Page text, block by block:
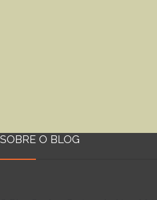
SOBRE O BLOG